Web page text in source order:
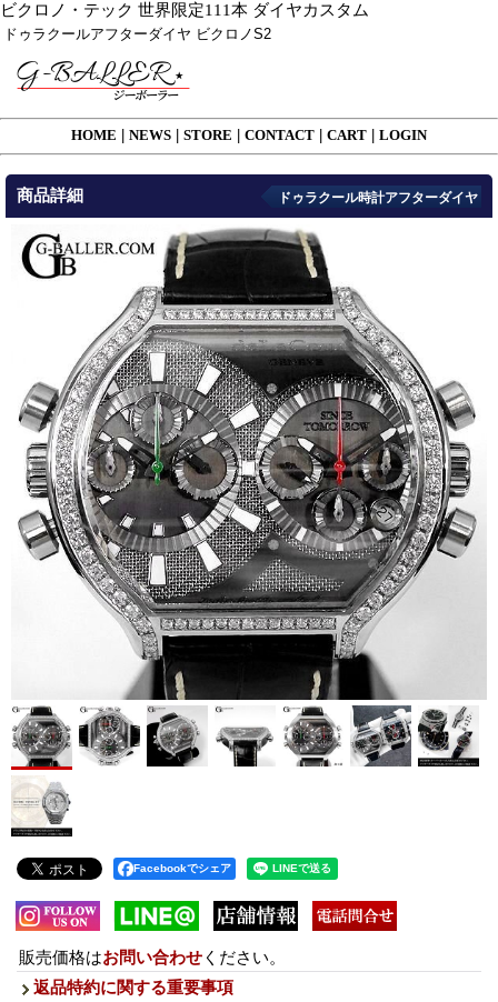
ビクロノ・テック 世界限定111本 ダイヤカスタム
ドゥラクールアフターダイヤ ビクロノS2
HOME NEWS STORE CONTACT CART LOGIN
商品詳細 ドゥラクール時計アフターダイヤ
Facebookでシェア
販売価格はお問い合わせ ください。
返品特約に関する重要事項